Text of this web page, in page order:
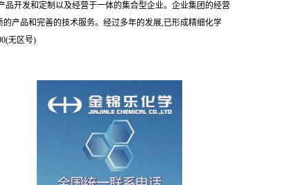
开发和定制以及经营于一体的集合型企业。企业集团的经营
产品和完善的技术服务。经过多年的发展,已形成精细化学
无区号)